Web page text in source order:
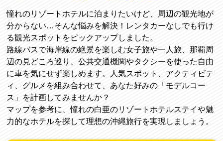
憧れのリゾートホテルに泊まりたいけど、周辺の観光地が
分からない…そんな悩みを解決！レンタカーなしでも行け
る観光スポットをピックアップしました。
路線バスで海岸線の絶景を楽しむ女子旅や一人旅、那覇周
辺の見どころ巡り、公共交通機関やタクシーを使った自由
に車を気にせず楽しめます。人気スポット、アクティビテ
ィ、グルメを組み合わせて、あなた好みの「モデルコー
ス」を計画してみませんか？
マップを参考に、憧れの白亜のリゾートホテルステイや魅
力的なホテルを探して理想の沖縄旅行を実現しましょう。